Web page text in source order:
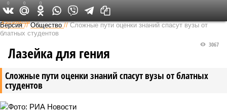
Федеральный выпуск
Версия //Общество //Сложные пути оценки знаний спасут вузы от
блатных студентов
Сложные пути оценки знаний спасут вузы от блатных
студентов
3067
Лазейка для гения
0 0 0